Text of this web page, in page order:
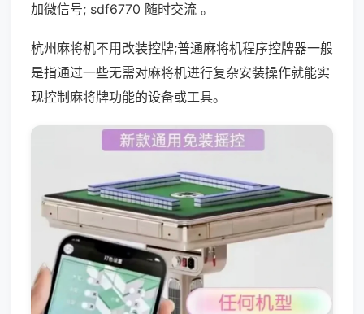
加微信号; sdf6770 随时交流 。
杭州麻将机不用改装控牌;普通麻将机程序控牌器一般
是指通过一些无需对麻将机进行复杂安装操作就能实
现控制麻将牌功能的设备或工具。